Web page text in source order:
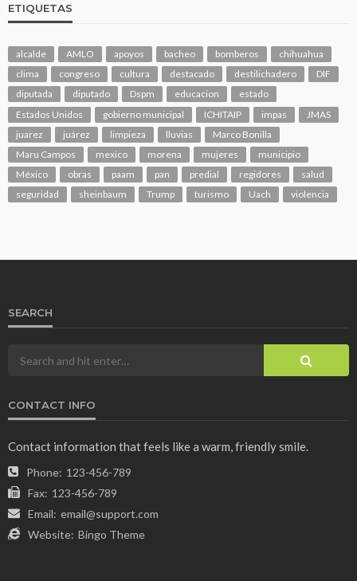
ETIQUETAS
alcalde AMLO apoyos bacheo bomberos
chihuahua
clima
congreso cultura destacado destilichadero
DIF
diputada
diputado Dspm educacion
estado
Estados Unidos
gobierno municipal ICHITAIP impas
JMAS
juarez
juárez limpieza lluvias
Marco Bonilla
Maru Campos
mexico morena mujeres
municipio
México
obras paam pan predial regidores
salud
seguridad
sheinbaum Trump turismo Uach violencia
SEARCH
CONTACT INFO
Contact information that feels like a warm, friendly smile.
Phone: 123-456-789
Fax: 123-456-789
Email: email@support.com
Website: Bingo Theme